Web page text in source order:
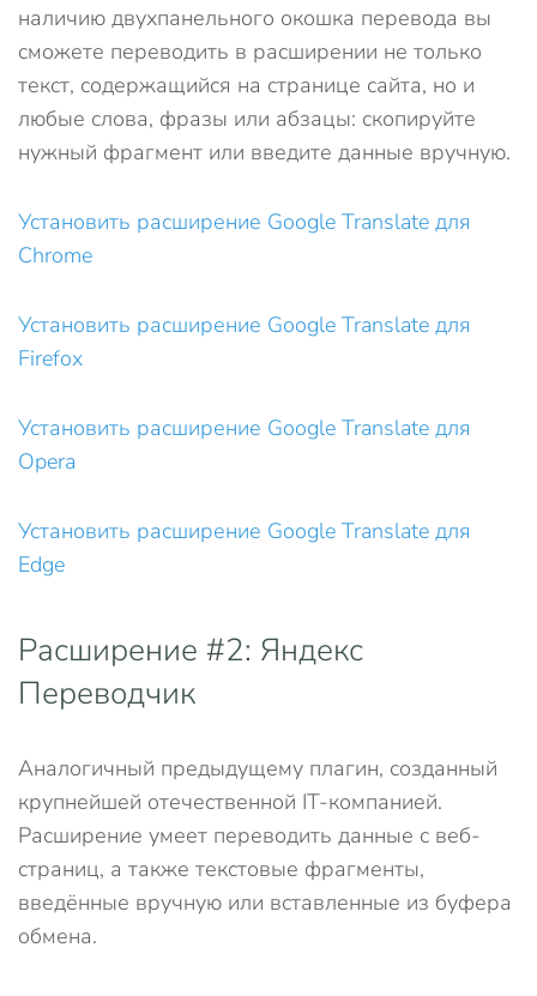
наличию двухпанельного окошка перевода вы
сможете переводить в расширении не только
текст, содержащийся на странице сайта, но и
любые слова, фразы или абзацы: скопируйте
нужный фрагмент или введите данные вручную.
Установить расширение Google Translate для
Chrome
Установить расширение Google Translate для
Firefox
Установить расширение Google Translate для
Opera
Установить расширение Google Translate для
Edge
Расширение #2: Яндекс
Переводчик
Аналогичный предыдущему плагин, созданный
крупнейшей отечественной IT-компанией.
Расширение умеет переводить данные с веб-
страниц, а также текстовые фрагменты,
введённые вручную или вставленные из буфера
обмена.